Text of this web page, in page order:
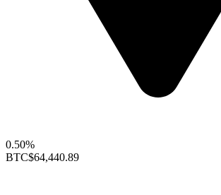
0.50%
BTC$64,440.89